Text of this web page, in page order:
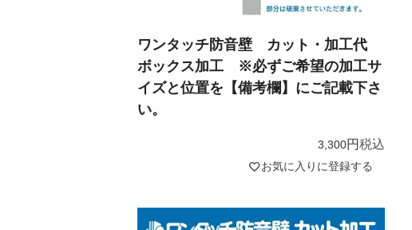
ワンタッチ防音壁 カット・加工代
ボックス加工 ※必ずご希望の加工サ
イズと位置を【備考欄】にご記載下さ
い。
3,300 税込
お気に入りに登録する